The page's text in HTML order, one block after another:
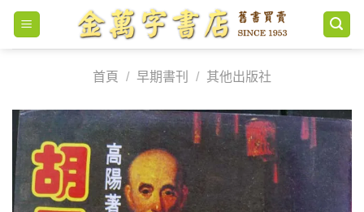
Skip
content
首頁
/ 早期書刊 / 其他出版社